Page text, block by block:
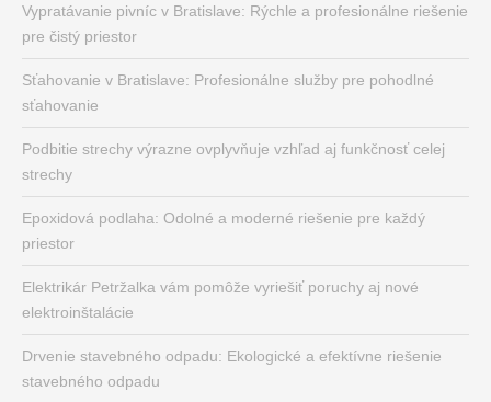
Vypratávanie pivníc v Bratislave: Rýchle a profesionálne riešenie
pre čistý priestor
Sťahovanie v Bratislave: Profesionálne služby pre pohodlné
sťahovanie
Podbitie strechy výrazne ovplyvňuje vzhľad aj funkčnosť celej
strechy
Epoxidová podlaha: Odolné a moderné riešenie pre každý
priestor
Elektrikár Petržalka vám pomôže vyriešiť poruchy aj nové
elektroinštalácie
Drvenie stavebného odpadu: Ekologické a efektívne riešenie
stavebného odpadu